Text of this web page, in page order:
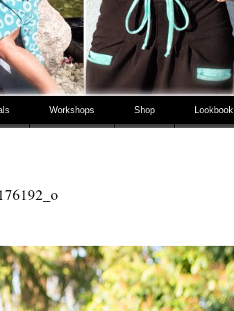
Workshops Shop Lookbook